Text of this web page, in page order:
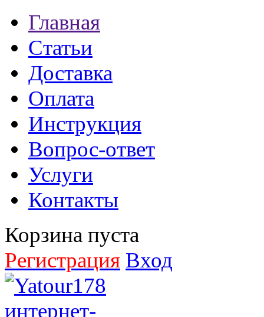
Главная
Статьи
Доставка
Оплата
Инструкция
Вопрос-ответ
Услуги
Контакты
Корзина пуста
Регистрация Вход